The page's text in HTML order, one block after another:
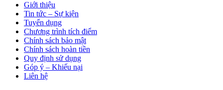
Giới thiệu
Tin tức – Sự kiện
Tuyển dụng
Chương trình tích điểm
Chính sách bảo mật
Chính sách hoàn tiền
Quy định sử dụng
Góp ý – Khiếu nại
Liên hệ